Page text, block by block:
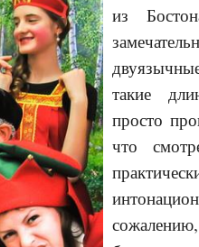
из
такие
просто
что